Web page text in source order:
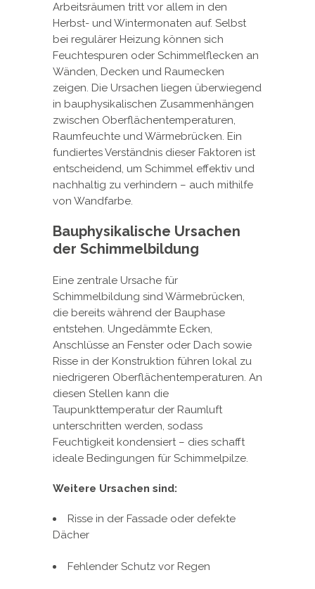
Arbeitsräumen tritt vor allem in den
Herbst- und Wintermonaten auf. Selbst
bei regulärer Heizung können sich
Feuchtespuren oder Schimmelflecken an
Wänden, Decken und Raumecken
zeigen. Die Ursachen liegen überwiegend
in bauphysikalischen Zusammenhängen
zwischen Oberflächentemperaturen,
Raumfeuchte und Wärmebrücken. Ein
fundiertes Verständnis dieser Faktoren ist
entscheidend, um Schimmel effektiv und
nachhaltig zu verhindern – auch mithilfe
von Wandfarbe.
Bauphysikalische Ursachen
der Schimmelbildung
Eine zentrale Ursache für
Schimmelbildung sind Wärmebrücken,
die bereits während der Bauphase
entstehen. Ungedämmte Ecken,
Anschlüsse an Fenster oder Dach sowie
Risse in der Konstruktion führen lokal zu
niedrigeren Oberflächentemperaturen. An
diesen Stellen kann die
Taupunkttemperatur der Raumluft
unterschritten werden, sodass
Feuchtigkeit kondensiert – dies schafft
ideale Bedingungen für Schimmelpilze.
Weitere Ursachen sind:
Risse in der Fassade oder defekte
Dächer
Fehlender Schutz vor Regen